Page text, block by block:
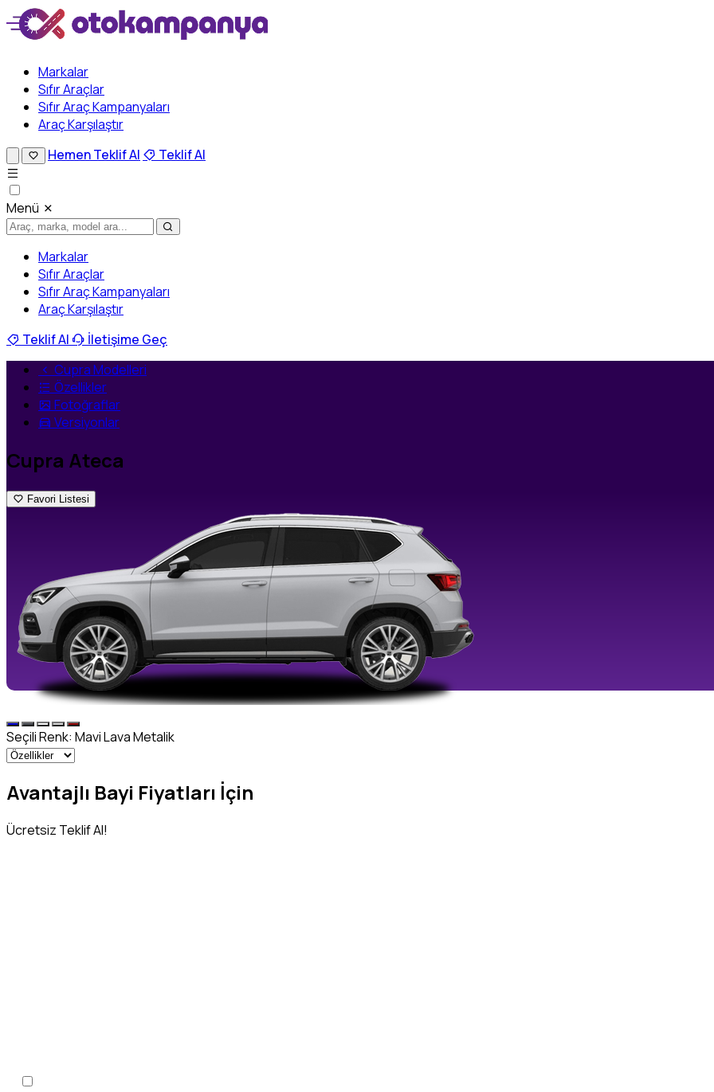
Markalar
Sıfır Araçlar
Sıfır Araç Kampanyaları
Araç Karşılaştır
Hemen Teklif Al
Teklif Al
Menü
Markalar
Sıfır Araçlar
Sıfır Araç Kampanyaları
Araç Karşılaştır
Teklif Al
İletişime Geç
Cupra Modelleri
Özellikler
Fotoğraflar
Versiyonlar
Cupra Ateca
Favori Listesi
Seçili Renk: Mavi Lava Metalik
Avantajlı Bayi Fiyatları İçin
Ücretsiz Teklif Al!